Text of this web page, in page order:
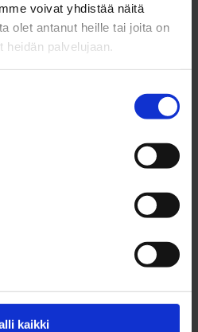
voivat yhdistää näitä
olet antanut heille tai joita on
heidän palvelujaan.
kaikki
2 354,79 €/v
Timo Sarkkinen, p. 044 703 2367